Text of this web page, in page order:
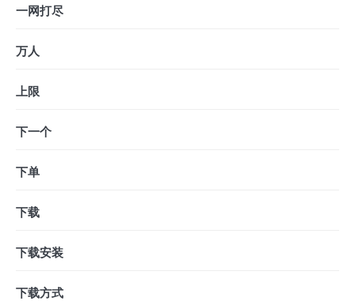
一网打尽
万人
上限
下一个
下单
下载
下载安装
下载方式